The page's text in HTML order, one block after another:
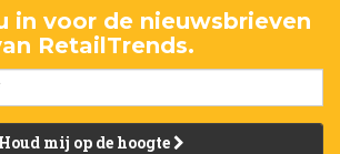
in voor de nieuwsbrieven
RetailTrends.
Houd mij op de hoogte